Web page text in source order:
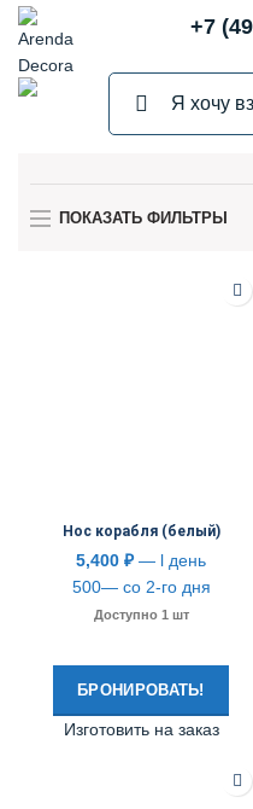
+7
ПОКАЗАТЬ ФИЛЬТРЫ
Нос корабля (белый)
5,400 ₽— l день
500— со 2-го дня
Доступно 1 шт
БРОНИРОВАТЬ!
Изготовить на заказ